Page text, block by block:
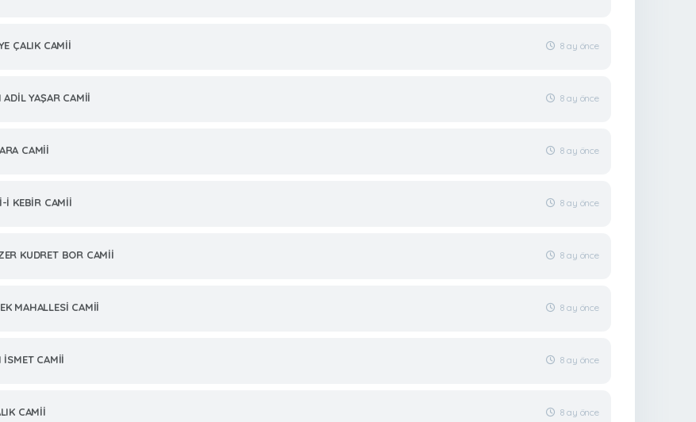
ÇALIK CAMİİ 8 ay önce
ADİL YAŞAR CAMİİ 8 ay önce
CAMİİ 8 ay önce
İ KEBİR CAMİİ 8 ay önce
KUDRET BOR CAMİİ 8 ay önce
MAHALLESİ CAMİİ 8 ay önce
İSMET CAMİİ 8 ay önce
CAMİİ 8 ay önce